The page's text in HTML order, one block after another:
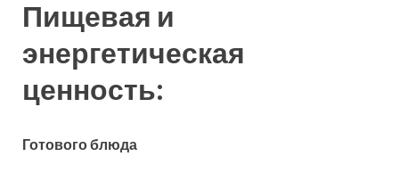
Пищевая и
энергетическая
ценность:
Готового блюда